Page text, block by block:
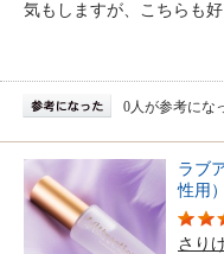
気もしますが、こちらも
0人が参考にな
ラブ
性用）
さり